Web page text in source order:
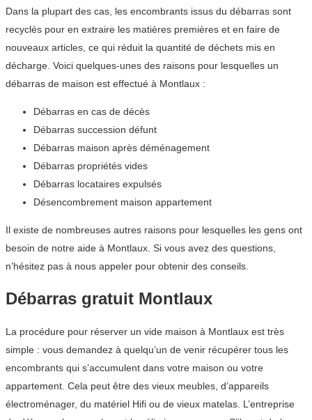
Dans la plupart des cas, les encombrants issus du débarras sont
recyclés pour en extraire les matières premières et en faire de
nouveaux articles, ce qui réduit la quantité de déchets mis en
décharge. Voici quelques-unes des raisons pour lesquelles un
débarras de maison est effectué à Montlaux :
Débarras en cas de décès
Débarras succession défunt
Débarras maison après déménagement
Débarras propriétés vides
Débarras locataires expulsés
Désencombrement maison appartement
Il existe de nombreuses autres raisons pour lesquelles les gens ont
besoin de notre aide à Montlaux. Si vous avez des questions,
n’hésitez pas à nous appeler pour obtenir des conseils.
Débarras gratuit Montlaux
La procédure pour réserver un vide maison à Montlaux est très
simple : vous demandez à quelqu’un de venir récupérer tous les
encombrants qui s’accumulent dans votre maison ou votre
appartement. Cela peut être des vieux meubles, d’appareils
électroménager, du matériel Hifi ou de vieux matelas. L’entreprise